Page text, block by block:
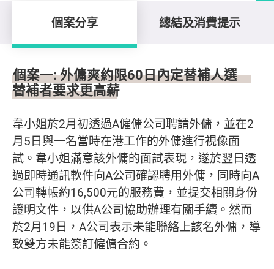
個案分享 總結及消費提示
個案分享
個案一: 外傭爽約限60日內定替補人選
替補者要求更高薪
韋小姐於2月初透過A僱傭公司聘請外傭，並在2
月5日與一名當時在港工作的外傭進行視像面
試。韋小姐滿意該外傭的面試表現，遂於翌日透
過即時通訊軟件向A公司確認聘用外傭，同時向A
公司轉帳約16,500元的服務費，並提交相關身份
證明文件，以供A公司協助辦理有關手續。然而
於2月19日，A公司表示未能聯絡上該名外傭，導
致雙方未能簽訂僱傭合約。